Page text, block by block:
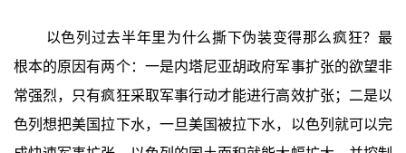
以色列过去半年里为什么撕下伪装变得那么疯狂？最
根本的原因有两个：一是内塔尼亚胡政府军事扩张的欲望非
常强烈，只有疯狂采取军事行动才能进行高效扩张；二是以
色列想把美国拉下水，一旦美国被拉下水，以色列就可以完